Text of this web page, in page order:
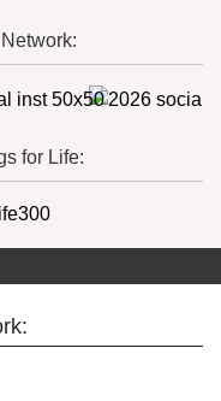
for Life: